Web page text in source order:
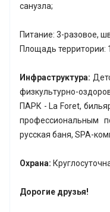
санузла;
Питание: 3-разовое,
Площадь территории:
Инфраструктура:
физкультурно-
ПАРК - La Foret,
профессиональным
русская баня, SPA-
Охрана:
Дорогие друзья!